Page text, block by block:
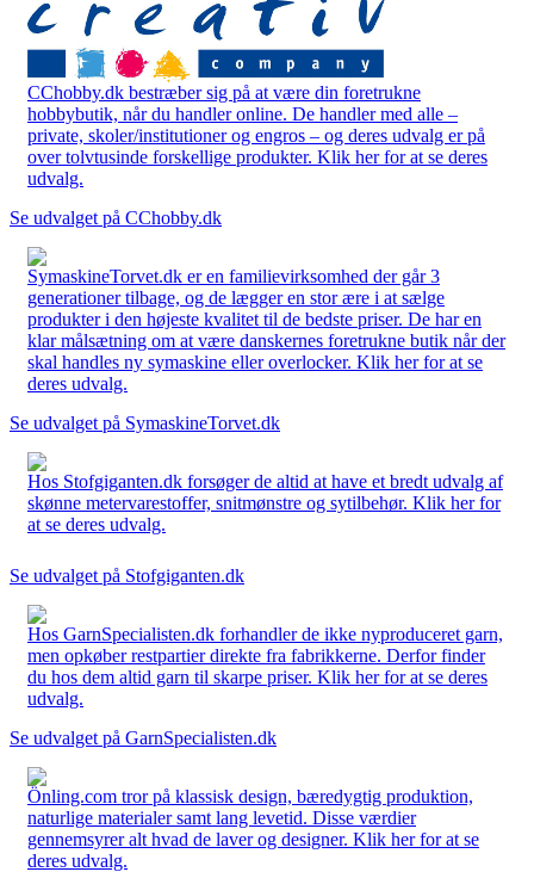
CChobby.dk bestræber sig på at være din foretrukne
hobbybutik, når du handler online. De handler med alle –
private, skoler/institutioner og engros – og deres udvalg er på
over tolvtusinde forskellige produkter. Klik her for at se deres
udvalg.
Se udvalget på CChobby.dk
SymaskineTorvet.dk er en familievirksomhed der går 3
generationer tilbage, og de lægger en stor ære i at sælge
produkter i den højeste kvalitet til de bedste priser. De har en
klar målsætning om at være danskernes foretrukne butik når der
skal handles ny symaskine eller overlocker. Klik her for at se
deres udvalg.
Se udvalget på SymaskineTorvet.dk
Hos Stofgiganten.dk forsøger de altid at have et bredt udvalg af
skønne metervarestoffer, snitmønstre og sytilbehør. Klik her for
at se deres udvalg.
Se udvalget på Stofgiganten.dk
Hos GarnSpecialisten.dk forhandler de ikke nyproduceret garn,
men opkøber restpartier direkte fra fabrikkerne. Derfor finder
du hos dem altid garn til skarpe priser. Klik her for at se deres
udvalg.
Se udvalget på GarnSpecialisten.dk
Önling.com tror på klassisk design, bæredygtig produktion,
naturlige materialer samt lang levetid. Disse værdier
gennemsyrer alt hvad de laver og designer. Klik her for at se
deres udvalg.